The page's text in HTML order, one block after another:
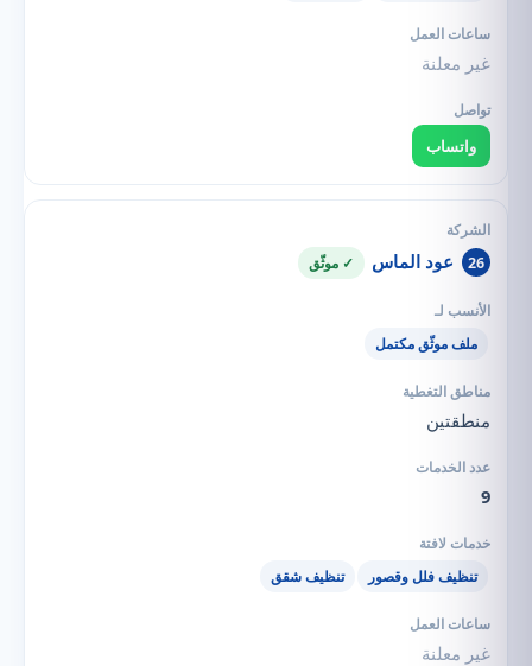
غير معلنة
واتساب
26 عود الماس ✓ موثّق
ملف موثّق مكتمل
منطقتين
9
تنظيف فلل وقصور تنظيف شقق
غير معلنة